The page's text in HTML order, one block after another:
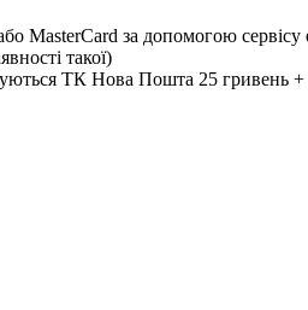
за допомогою сервісу
такої)
ТК Нова Пошта 25 гривень +